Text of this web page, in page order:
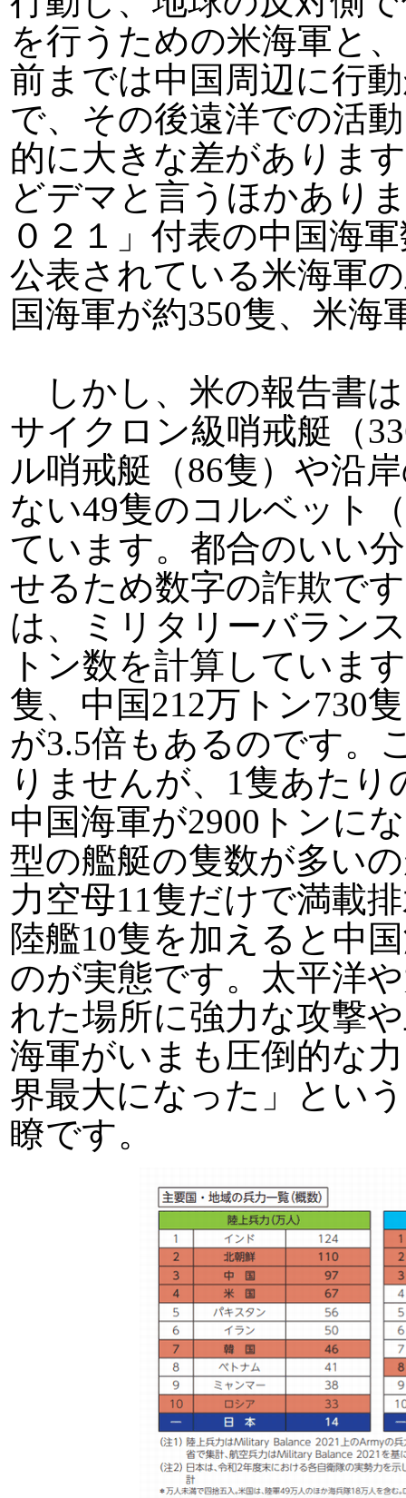
を行うための米海軍と
前までは中国周辺に行
で、その後遠洋での活
的に大きな差がありま
どデマと言うほかあり
０２１」付表の中国海
公表されている米海軍
国海軍が約350隻、米海
しかし、米の報告書
サイクロン級哨戒艇（
ル哨戒艇（86隻）や沿
ない49隻のコルベット
ています。都合のいい
せるため数字の詐欺で
は、ミリタリーバラン
トン数を計算していま
隻、中国212万トン730
が3.5倍もあるのです。
りませんが、1隻あた
中国海軍が2900トンに
型の艦艇の隻数が多い
力空母11隻だけで満載
陸艦10隻を加えると中
のが実態です。太平洋
れた場所に強力な攻撃
海軍がいまも圧倒的な
界最大になった」とい
瞭です。